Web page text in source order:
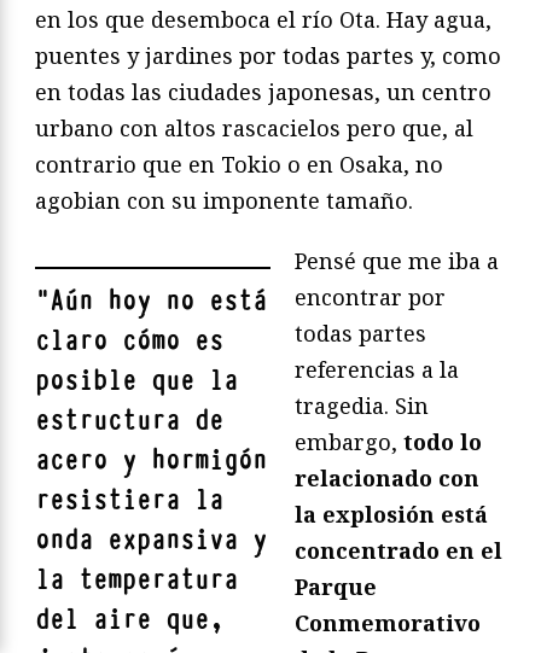
en los que desemboca el río Ota. Hay agua,
puentes y jardines por todas partes y, como
en todas las ciudades japonesas, un centro
urbano con altos rascacielos pero que, al
contrario que en Tokio o en Osaka, no
agobian con su imponente tamaño.
"Aún hoy no está
claro cómo es
posible que la
estructura de
acero y hormigón
resistiera la
onda expansiva y
la temperatura
del aire que,
Pensé que me iba a
encontrar por
todas partes
referencias a la
tragedia. Sin
embargo, todo lo
relacionado con
la explosión está
concentrado en el
Parque
Conmemorativo